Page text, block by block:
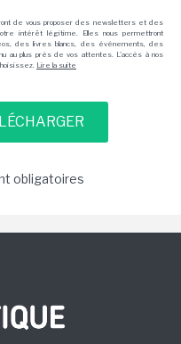
de vous proposer des newsletters et des
intérêt légitime. Elles nous permettront
des livres blancs, des événements, des
au plus près de vos attentes. L'accès à nos
Lire la suite
obligatoires